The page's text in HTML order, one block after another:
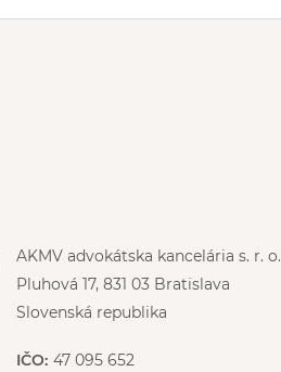
AKMV advokátska kancelária s. r. o.
Pluhová 17, 831 03 Bratislava
Slovenská republika
IČO: 47 095 652